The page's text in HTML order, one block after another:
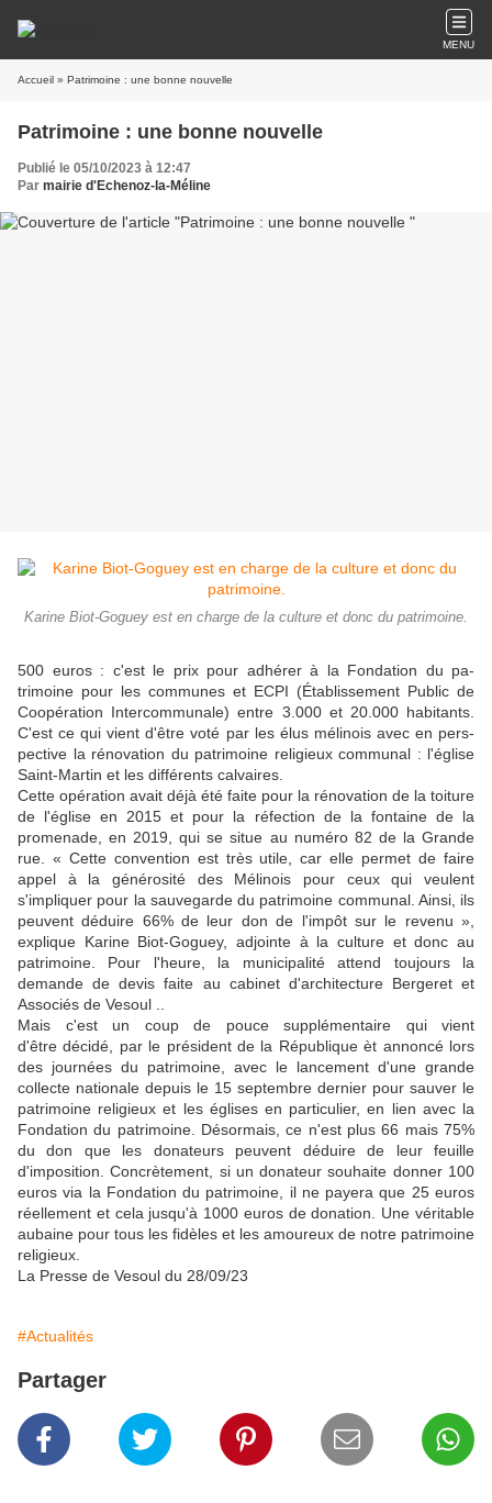
MENU
Accueil » Patrimoine : une bonne nouvelle
Patrimoine : une bonne nouvelle
Publié le 05/10/2023 à 12:47
Par mairie d'Echenoz-la-Méline
Karine Biot-Goguey est en charge de la culture et donc du patrimoine.
500 euros : c'est le prix pour adhérer à la Fondation du pa­
trimoine pour les communes et ECPI (Établissement Public de
Coopération Intercommunale) entre 3.000 et 20.000 habitants.
C'est ce qui vient d'être voté par les élus mélinois avec en pers­
pective la rénovation du patri­moine religieux communal : l'église
Saint-Martin et les diffé­rents calvaires.
Cette opération avait déjà été faite pour la rénovation de la toi­ture
de l'église en 2015 et pour la réfection de la fontaine de la
promenade, en 2019, qui se situe au numéro 82 de la Grande
rue. « Cette convention est très utile, car elle permet de faire
appel à la générosité des Mélinois pour ceux qui veulent
s'impliquer pour la sauvegarde du patri­moine communal. Ainsi, ils
peuvent déduire 66% de leur don de l'impôt sur le revenu »,
explique Karine Biot-Goguey, adjointe à la culture et donc au
patrimoine. Pour l'heure, la municipalité attend toujours la
demande de devis faite au ca­binet d'architecture Bergeret et
Associés de Vesoul ..
Mais c'est un coup de pouce supplémentaire qui vient
d'être décidé, par le président de la République èt annoncé lors
des journées du patrimoine, avec le lancement d'une grande
collecte nationale depuis le 15 septembre dernier pour sauver le
patri­moine religieux et les églises en particulier, en lien avec la
Fon­dation du patrimoine. Désormais, ce n'est plus 66 mais 75%
du don que les donateurs peuvent déduire de leur feuille
d'imposition. Concrètement, si un donateur souhaite donner 100
euros via la Fondation du patrimoine, il ne payera que 25 euros
réellement et cela jusqu'à 1000 euros de donation. Une véritable
aubaine pour tous les fidèles et les amoureux de notre patrimoine
religieux.
La Presse de Vesoul du 28/09/23
#Actualités
Partager